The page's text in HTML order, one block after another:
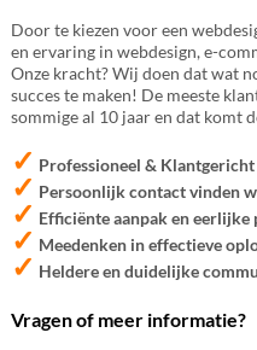
Door te kiezen voor een
en ervaring in webdesign, e-
Onze kracht? Wij doen dat wat
succes te maken! De meeste
sommige al 10 jaar en dat komt
✓ Professioneel & Klantgericht
✓ Persoonlijk contact vinden
✓ Efficiënte aanpak en eerlijke
✓ Meedenken in effectieve
✓ Heldere en duidelijke
Vragen of meer informatie?